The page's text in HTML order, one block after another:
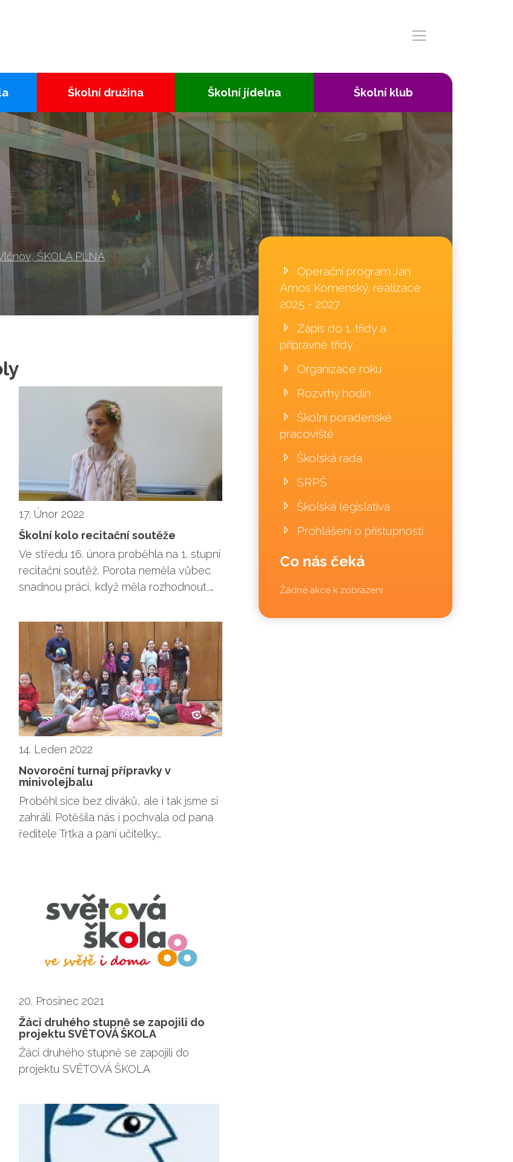
ŠKOLA PLNÁ
Školní družina Školní jídelna Školní klub
17. Únor 2022
Školní kolo recitační soutěže
Ve středu 16. února proběhla na 1. stupni
recitační soutěž. Porota neměla vůbec
snadnou práci, když měla rozhodnout,…
14. Leden 2022
Novoroční turnaj přípravky v
minivolejbalu
Proběhl sice bez diváků, ale i tak jsme si
zahráli. Potěšila nás i pochvala od pana
ředitele Trtka a paní učitelky…
20. Prosinec 2021
Žáci druhého stupně se zapojili do
projektu SVĚTOVÁ ŠKOLA
Žáci druhého stupně se zapojili do
projektu SVĚTOVÁ ŠKOLA
Operační program Jan
Ámos Komenský, realizace
2025 - 2027
Zápis do 1. třídy a
přípravné třídy
Organizace roku
Rozvrhy hodin
Školní poradenské
pracoviště
Školská rada
SRPŠ
Školská legislativa
Prohlášení o přístupnosti
Co nás čeká
Žádné akce k zobrazení